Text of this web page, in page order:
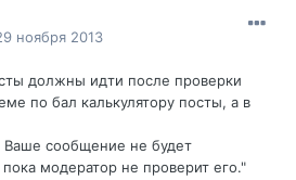
ноября 2013
должны идти после проверки
по бал калькулятору посты, а в
сообщение не будет
модератор не проверит его."